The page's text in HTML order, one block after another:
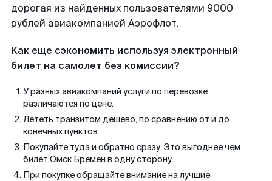
дорогая из найденных пользователями 9000
рублей авиакомпанией Аэрофлот.
Как еще сэкономить используя электронный
билет на самолет без комиссии?
У разных авиакомпаний услуги по перевозке
различаются по цене.
Лететь транзитом дешево, по сравнению от и до
конечных пунктов.
Покупайте туда и обратно сразу. Это выгоднее чем
билет Омск Бремен в одну сторону.
При покупке обращайте внимание на лучшие